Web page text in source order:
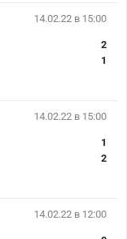
14.02.22 в 15:00
2
1
14.02.22 в 15:00
1
2
14.02.22 в 12:00